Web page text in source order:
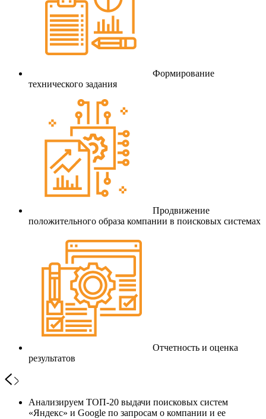
Формирование
технического задания
Продвижение
положительного образа компании в поисковых системах
Отчетность и оценка
результатов
Анализируем ТОП-20 выдачи поисковых систем
«Яндекс» и Google по запросам о компании и ее